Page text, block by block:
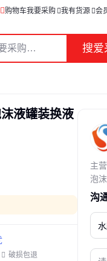
购物车我要采购 我有货源 会
搜爱
液罐装换液
破损包退
主
泡
剂
剂
沟